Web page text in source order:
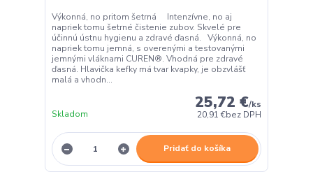
Výkonná, no pritom šetrná Intenzívne, no aj
napriek tomu šetrné čistenie zubov. Skvelé pre
účinnú ústnu hygienu a zdravé ďasná. Výkonná, no
napriek tomu jemná, s overenými a testovanými
jemnými vláknami CUREN®. Vhodná pre zdravé
ďasná. Hlavička kefky má tvar kvapky, je obzvlášť
malá a vhodn...
25,72 €/ks
20,91 €bez DPH
Skladom
Pridať do košíka